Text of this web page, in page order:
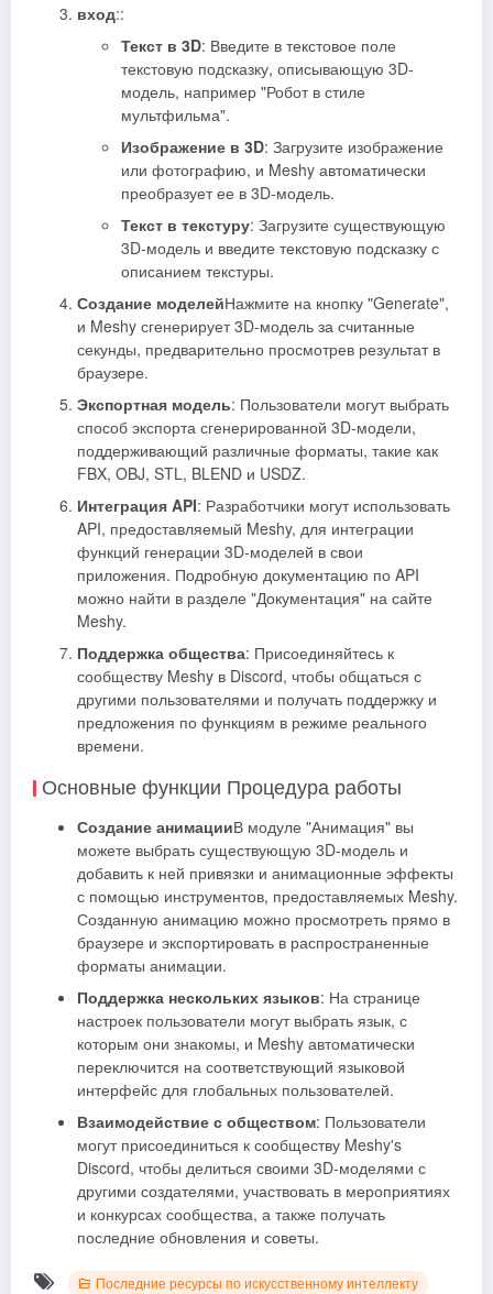
вход::
Текст в 3D: Введите в текстовое поле
текстовую подсказку, описывающую 3D-
модель, например "Робот в стиле
мультфильма".
Изображение в 3D: Загрузите изображение
или фотографию, и Meshy автоматически
преобразует ее в 3D-модель.
Текст в текстуру: Загрузите существующую
3D-модель и введите текстовую подсказку с
описанием текстуры.
Создание моделейНажмите на кнопку "Generate",
и Meshy сгенерирует 3D-модель за считанные
секунды, предварительно просмотрев результат в
браузере.
Экспортная модель: Пользователи могут выбрать
способ экспорта сгенерированной 3D-модели,
поддерживающий различные форматы, такие как
FBX, OBJ, STL, BLEND и USDZ.
Интеграция API: Разработчики могут использовать
API, предоставляемый Meshy, для интеграции
функций генерации 3D-моделей в свои
приложения. Подробную документацию по API
можно найти в разделе "Документация" на сайте
Meshy.
Поддержка общества: Присоединяйтесь к
сообществу Meshy в Discord, чтобы общаться с
другими пользователями и получать поддержку и
предложения по функциям в режиме реального
времени.
Основные функции Процедура работы
Создание анимацииВ модуле "Анимация" вы
можете выбрать существующую 3D-модель и
добавить к ней привязки и анимационные эффекты
с помощью инструментов, предоставляемых Meshy.
Созданную анимацию можно просмотреть прямо в
браузере и экспортировать в распространенные
форматы анимации.
Поддержка нескольких языков: На странице
настроек пользователи могут выбрать язык, с
которым они знакомы, и Meshy автоматически
переключится на соответствующий языковой
интерфейс для глобальных пользователей.
Взаимодействие с обществом: Пользователи
могут присоединиться к сообществу Meshy's
Discord, чтобы делиться своими 3D-моделями с
другими создателями, участвовать в мероприятиях
и конкурсах сообщества, а также получать
последние обновления и советы.
Последние ресурсы по искусственному интеллекту